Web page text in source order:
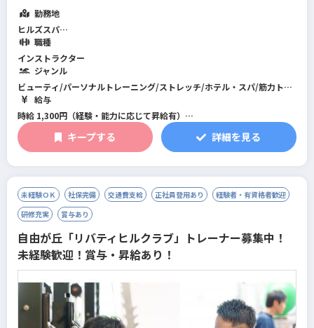
勤務地
ヒルズスパ
港区内にて6か所
（日比谷線/大江戸線 六本木駅、日比谷線 神谷町・虎ノ門ヒルズ、南
北線 六本木一丁目、麻布十番など）
職種
インストラクター
ジャンル
ビューティ/パーソナルトレーニング/ストレッチ/ホテル・スパ/筋力トレ
ーニング/フィットネス全般/総合型フィットネスクラブ
給与
時給 1,300円（経験・能力に応じて昇給有）
※早朝出勤手当：早番シフトを対象に1勤務あたり、一律1,000円支給
※食事手当：1勤務あたり、一律380円支給
キープする 詳細を見る
未経験ＯＫ 社保完備 交通費支給 正社員登用あり
経験者・有資格者歓迎
研修充実
賞与あり
自由が丘「リバティヒルクラブ」トレーナー募集中！
未経験歓迎！賞与・昇給あり！